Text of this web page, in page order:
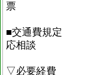
票
■交通費規定
応相談
▽必要経費